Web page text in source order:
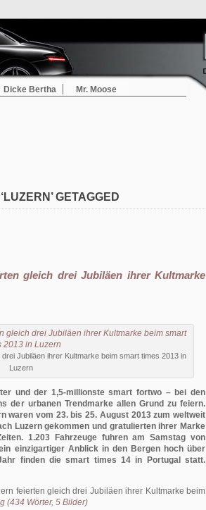
Dicke Bertha Mr. Moose
GETAGGED
gleich drei Jubiläen ihrer Kultmarke
Jubiläen ihrer Kultmarke beim smart times 2013 in
Luzern
und der 1,5-millionste smart fortwo – bei den
der urbanen Trendmarke allen Grund zu feiern.
waren vom 23. bis 25. August 2013 zum weltweit
Luzern gekommen und gratulierten ihrer Marke
1.203 Fahrzeuge fuhren am Samstag von
einzigartiger Anblick in den Bergen hoch über
finden die smart times 14 in Portugal statt.
feierten gleich drei Jubiläen ihrer Kultmarke beim
(434 Wörter, 5 Bilder)